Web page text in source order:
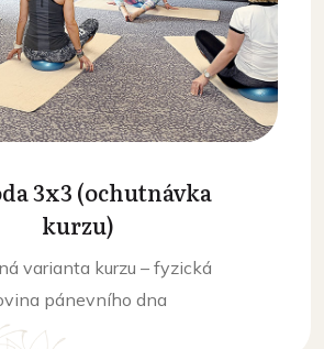
3x3 (ochutnávka
kurzu)
varianta kurzu – fyzická
pánevního dna